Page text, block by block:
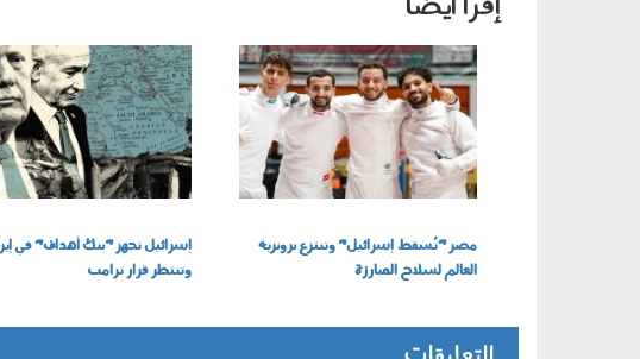
300702.jpg
مصر "تُسقط إسرائيل" وتنتزع برونزية
العالم لسلاح المبارزة
220701.jpg
إسرائيل تجهز "بنك أهداف" في
وتنتظر قرار ترامب